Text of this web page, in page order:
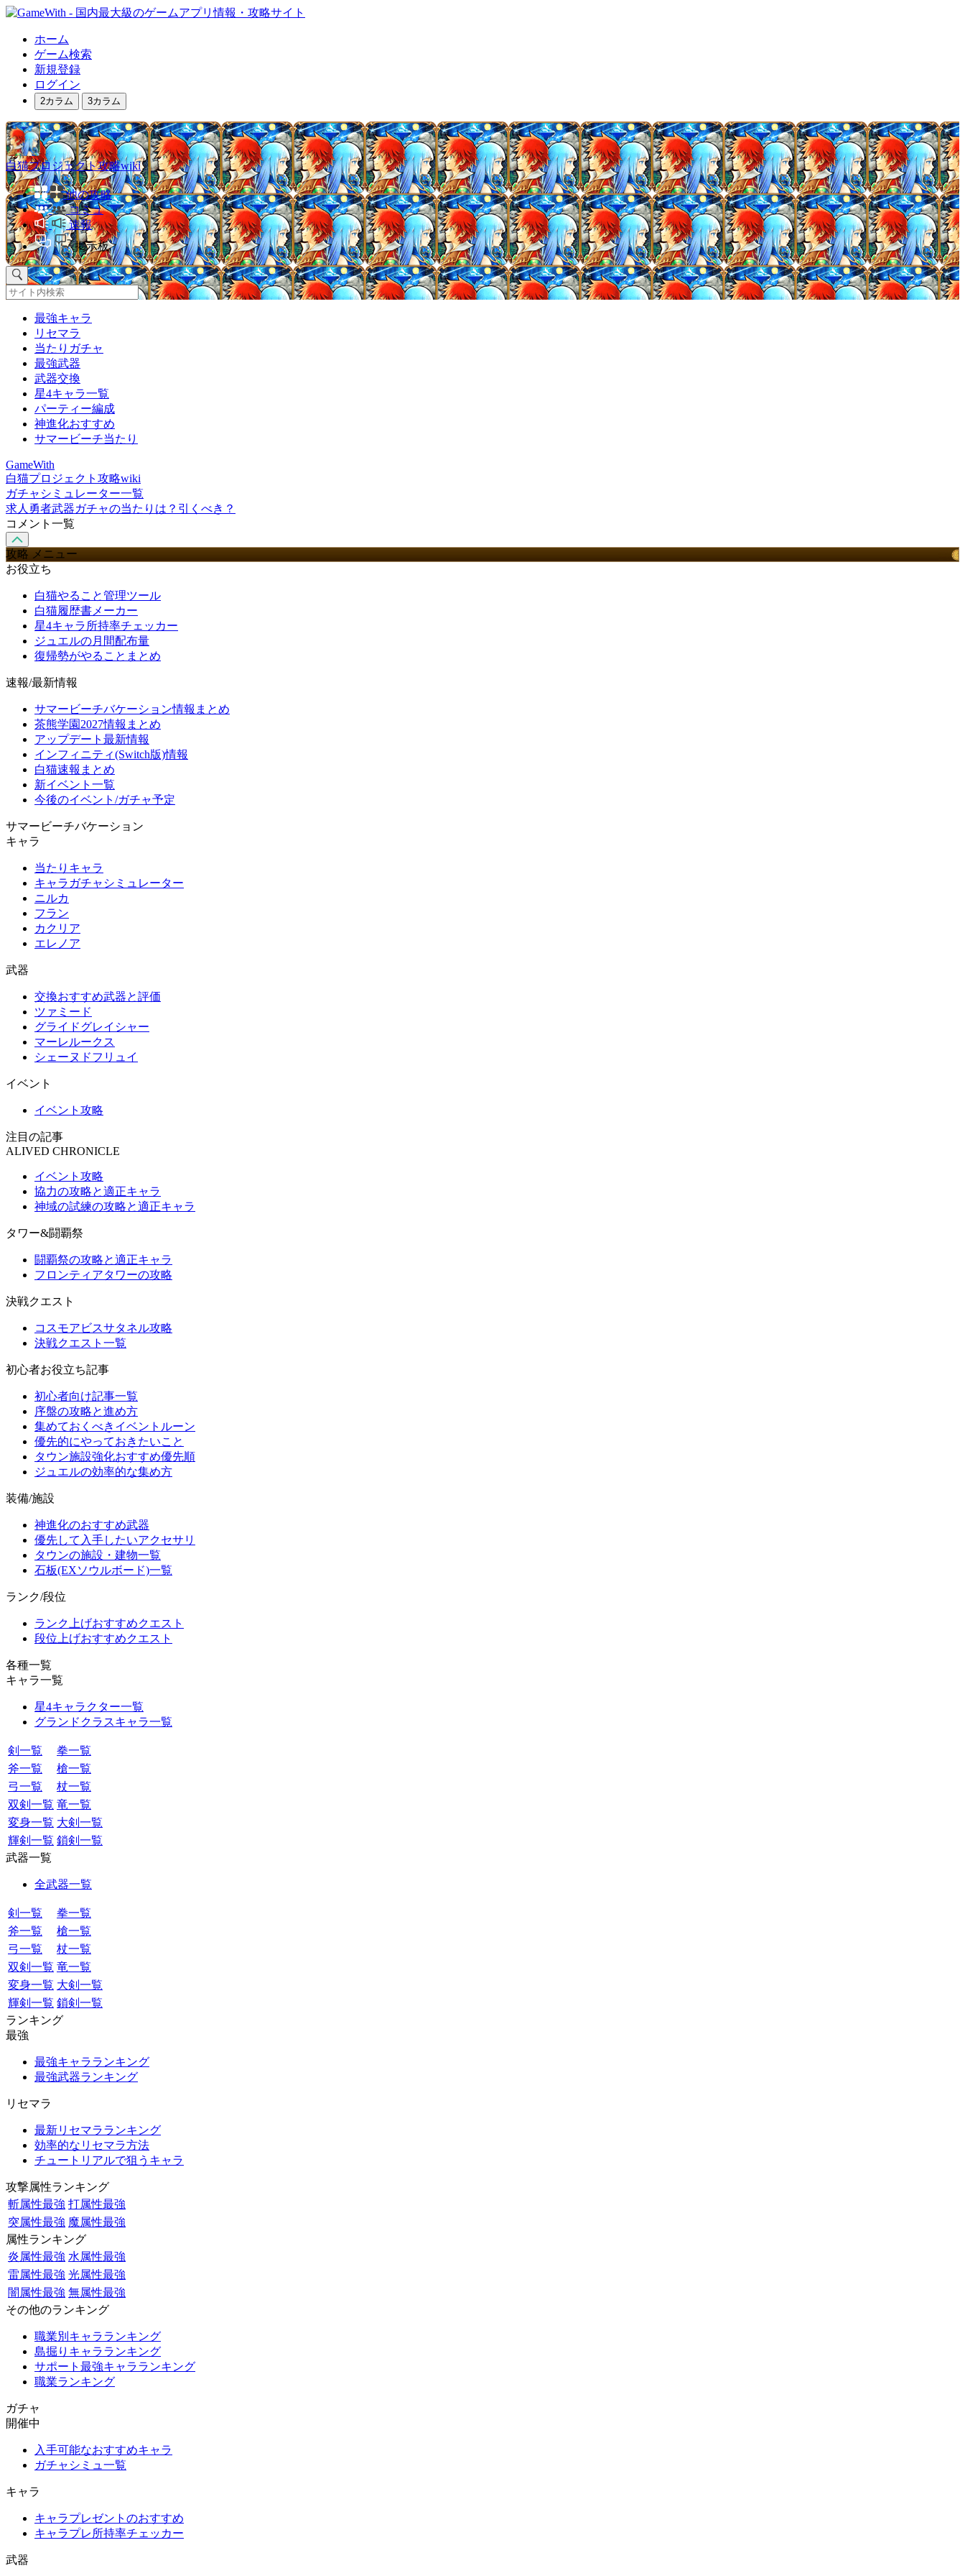
ホーム
ゲーム検索
新規登録
ログイン
2カラム 3カラム
白猫プロジェクト攻略wiki
他の攻略
コミュ
速報
掲示板
最強キャラ
リセマラ
当たりガチャ
最強武器
武器交換
星4キャラ一覧
パーティー編成
神進化おすすめ
サマービーチ当たり
GameWith
白猫プロジェクト攻略wiki
ガチャシミュレーター一覧
求人勇者武器ガチャの当たりは？引くべき？
コメント一覧
攻略 メニュー
お役立ち
白猫やること管理ツール
白猫履歴書メーカー
星4キャラ所持率チェッカー
ジュエルの月間配布量
復帰勢がやることまとめ
速報/最新情報
サマービーチバケーション情報まとめ
茶熊学園2027情報まとめ
アップデート最新情報
インフィニティ(Switch版)情報
白猫速報まとめ
新イベント一覧
今後のイベント/ガチャ予定
サマービーチバケーション
キャラ
当たりキャラ
キャラガチャシミュレーター
ニルカ
フラン
カクリア
エレノア
武器
交換おすすめ武器と評価
ツァミード
グライドグレイシャー
マーレルークス
シェーヌドフリュイ
イベント
イベント攻略
注目の記事
ALIVED CHRONICLE
イベント攻略
協力の攻略と適正キャラ
神域の試練の攻略と適正キャラ
タワー&闘覇祭
闘覇祭の攻略と適正キャラ
フロンティアタワーの攻略
決戦クエスト
コスモアビスサタネル攻略
決戦クエスト一覧
初心者お役立ち記事
初心者向け記事一覧
序盤の攻略と進め方
集めておくべきイベントルーン
優先的にやっておきたいこと
タウン施設強化おすすめ優先順
ジュエルの効率的な集め方
装備/施設
神進化のおすすめ武器
優先して入手したいアクセサリ
タウンの施設・建物一覧
石板(EXソウルボード)一覧
ランク/段位
ランク上げおすすめクエスト
段位上げおすすめクエスト
各種一覧
キャラ一覧
星4キャラクター一覧
グランドクラスキャラ一覧
剣一覧
拳一覧
斧一覧
槍一覧
弓一覧
杖一覧
双剣一覧 竜一覧
変身一覧 大剣一覧
輝剣一覧 鎖剣一覧
武器一覧
全武器一覧
剣一覧
拳一覧
斧一覧
槍一覧
弓一覧
杖一覧
双剣一覧 竜一覧
変身一覧 大剣一覧
輝剣一覧 鎖剣一覧
ランキング
最強
最強キャラランキング
最強武器ランキング
リセマラ
最新リセマラランキング
効率的なリセマラ方法
チュートリアルで狙うキャラ
攻撃属性ランキング
斬属性最強 打属性最強
突属性最強 魔属性最強
属性ランキング
炎属性最強 水属性最強
雷属性最強 光属性最強
闇属性最強 無属性最強
その他のランキング
職業別キャラランキング
島掘りキャラランキング
サポート最強キャラランキング
職業ランキング
ガチャ
開催中
入手可能なおすすめキャラ
ガチャシミュ一覧
キャラ
キャラプレゼントのおすすめ
キャラプレ所持率チェッカー
武器